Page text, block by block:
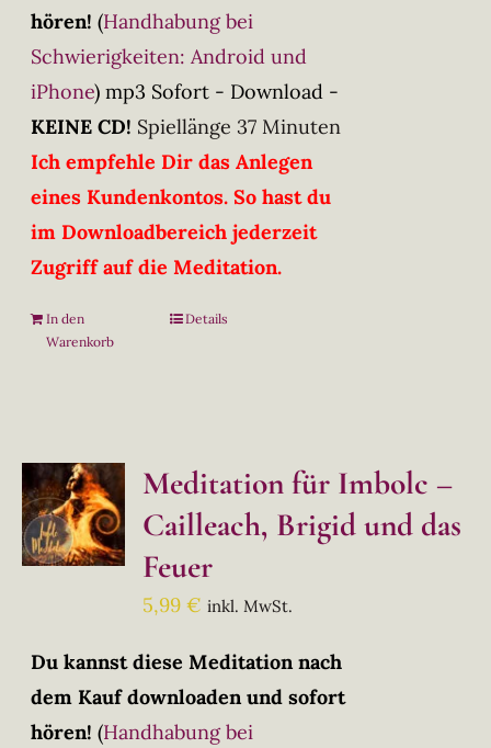
hören! (Handhabung bei
Schwierigkeiten: Android und
iPhone) mp3 Sofort - Download -
KEINE CD! Spiellänge 37 Minuten
Ich empfehle Dir das Anlegen
eines Kundenkontos. So hast du
im Downloadbereich jederzeit
Zugriff auf die Meditation.
In den
Warenkorb
Details
Meditation für Imbolc –
Cailleach, Brigid und das
Feuer
5,99€ inkl. MwSt.
Du kannst diese Meditation nach
dem Kauf downloaden und sofort
hören! (Handhabung bei